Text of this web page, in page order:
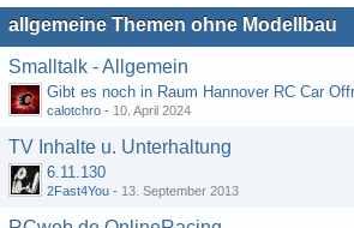
allgemeine Themen ohne Modellbau
Smalltalk - Allgemein
calotchro - 10. April 2024
TV Inhalte u. Unterhaltung
6.11.130
2Fast4You - 13. September 2013